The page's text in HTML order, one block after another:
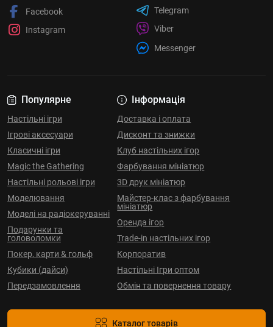
Популярне
Настільні ігри
Ігрові аксесуари
Класичні ігри
Magic the Gathering
Настільні рольові ігри
Моделювання
Моделі на радіокеруванні
Подарунки та
головоломки
Покер, карти & гольф
Кубики (дайси)
Передзамовлення
Інформація
Доставка і оплата
Дисконт та знижки
Клуб настільних ігор
Фарбування мініатюр
3D друк мініатюр
Майстер-клас з фарбування
мініатюр
Оренда ігор
Trade-in настільних ігор
Корпоратив
Настільні Ігри оптом
Обмін та повернення товару
Каталог товарів
Facebook
Instagram
Telegram
Viber
Messenger